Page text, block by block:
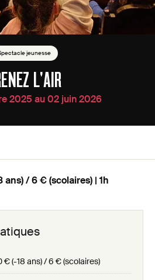
jeunesse
L'AIR
2025 au 02 juin 2026
ans) / 6 € (scolaires) | 1h
€ (-18 ans) / 6 € (scolaires)